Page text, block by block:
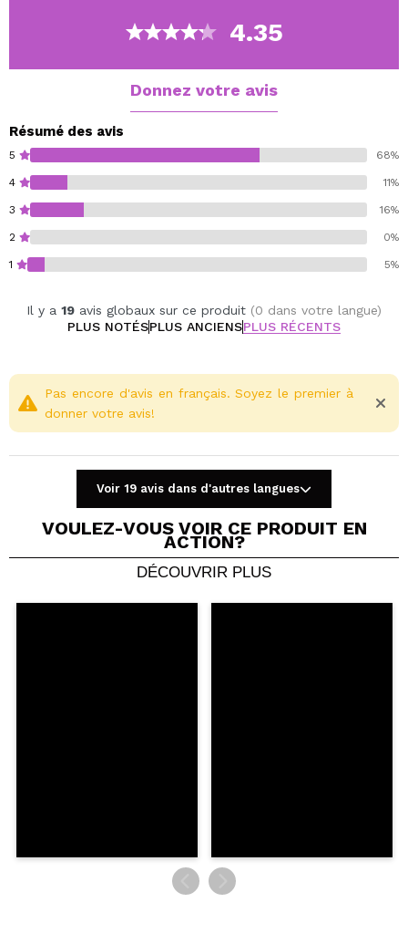
4.35
Donnez votre avis
Résumé des avis
5 68%
4 11%
3 16%
2 0%
1 5%
Il y a 19 avis globaux sur ce produit (0 dans votre langue)
PLUS NOTÉSPLUS ANCIENSPLUS RÉCENTS
Partager une vidéo ou une photo
Votre vidéo pourrait être la première. Imaginez...
Pas encore d'avis en français. Soyez le premier à
donner votre avis!
Voir 19 avis dans d'autres langues
VOULEZ-VOUS VOIR CE PRODUIT EN
ACTION?
DÉCOUVRIR PLUS